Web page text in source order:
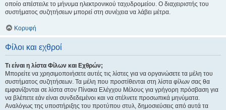
οποίο απέστειλε το μήνυμα ηλεκτρονικού ταχυδρομείου. Ο διαχειριστής του
συστήματος συζητήσεων μπορεί στη συνέχεια να λάβει μέτρα.
Κορυφή
Φίλοι και εχθροί
Τι είναι η λίστα Φίλων και Εχθρών;
Μπορείτε να χρησιμοποιήσετε αυτές τις λίστες για να οργανώσετε τα μέλη του
συστήματος συζητήσεων. Τα μέλη που προστίθενται στη λίστα φίλων σας θα
εμφανίζονται σε λίστα στον Πίνακα Ελέγχου Μέλους για γρήγορη πρόσβαση για
να βλέπετε εάν είναι συνδεδεμένοι και να στέλνετε προσωπικά μηνύματα.
Αναλόγως της υποστήριξης του προτύπου στυλ, δημοσιεύσεις από αυτά τα